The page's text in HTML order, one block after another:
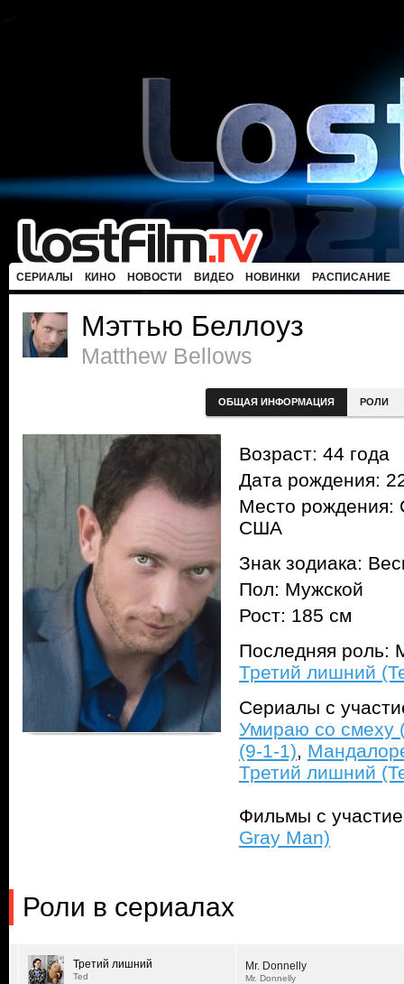
СЕРИАЛЫ КИНО НОВОСТИ ВИДЕО НОВИНКИ РАСПИСАНИЕ
Мэттью Беллоуз
Matthew Bellows
ОБЩАЯ ИНФОРМАЦИЯ РОЛИ
Возраст: 44 года
Дата рождения:
Место рождения:
США
Знак зодиака:
Пол: Мужской
Рост: 185 см
Последняя роль:
Третий лишний
Сериалы с
Умираю со смеху
(9-1-1),
Третий лишний
Фильмы с
Gray Man)
Роли в сериалах
Третий лишний
Ted
Mr. Donnelly
Mr. Donnelly